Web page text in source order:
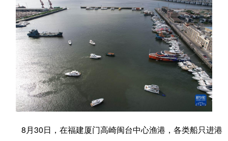
文化 书画 健康 军事
访谈 政务
法律 中央文件 汽车
食品 人居 数字经济
学术中国 乡村振兴 溯源中国
8月30日，在福建厦门高崎闽台中心渔港，各类船只进港